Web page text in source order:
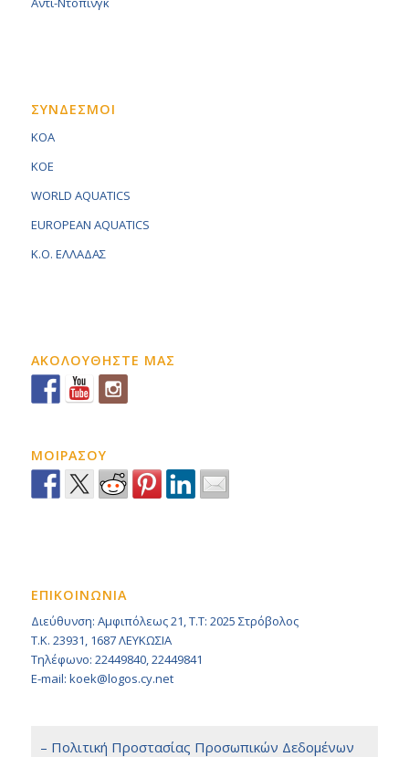
ΣΥΝΔΕΣΜΟΙ
KOA
KOE
WORLD AQUATICS
EUROPEAN AQUATICS
K.O. ΕΛΛΑΔΑΣ
ΑΚΟΛΟΥΘΗΣΤΕ ΜΑΣ
ΜΟΙΡΑΣΟΥ
ΕΠΙΚΟΙΝΩΝΙΑ
Διεύθυνση: Αμφιπόλεως 21, Τ.Τ: 2025 Στρόβολος
Τ.Κ. 23931, 1687 ΛΕΥΚΩΣΙΑ
Τηλέφωνο: 22449840, 22449841
E-mail: koek@logos.cy.net
– Πολιτική Προστασίας Προσωπικών Δεδομένων